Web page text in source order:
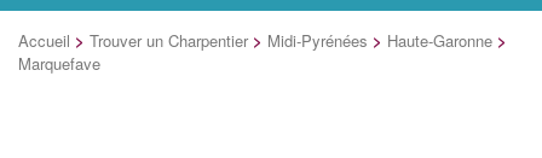
Accueil > Trouver un Charpentier > Midi-Pyrénées > Haute-Garonne >
Marquefave